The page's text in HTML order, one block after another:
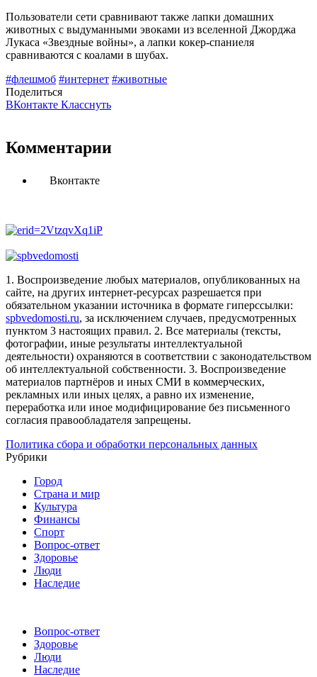
Пользователи сети сравнивают также лапки домашних
животных с выдуманными эвоками из вселенной Джорджа
Лукаса «Звездные войны», а лапки кокер-спаниеля
сравниваются с коалами в шубах.
#флешмоб #интернет #животные
Поделиться
ВКонтакте Класснуть
Комментарии
Вконтакте
1. Воспроизведение любых материалов, опубликованных на
сайте, на других интернет-ресурсах разрешается при
обязательном указании источника в формате гиперссылки:
spbvedomosti.ru, за исключением случаев, предусмотренных
пунктом 3 настоящих правил. 2. Все материалы (тексты,
фотографии, иные результаты интеллектуальной
деятельности) охраняются в соответствии с законодательством
об интеллектуальной собственности. 3. Воспроизведение
материалов партнёров и иных СМИ в коммерческих,
рекламных или иных целях, а равно их изменение,
переработка или иное модифицирование без письменного
согласия правообладателя запрещены.
Политика сбора и обработки персональных данных
Рубрики
Город
Страна и мир
Культура
Финансы
Спорт
Вопрос-ответ
Здоровье
Люди
Наследие
Вопрос-ответ
Здоровье
Люди
Наследие